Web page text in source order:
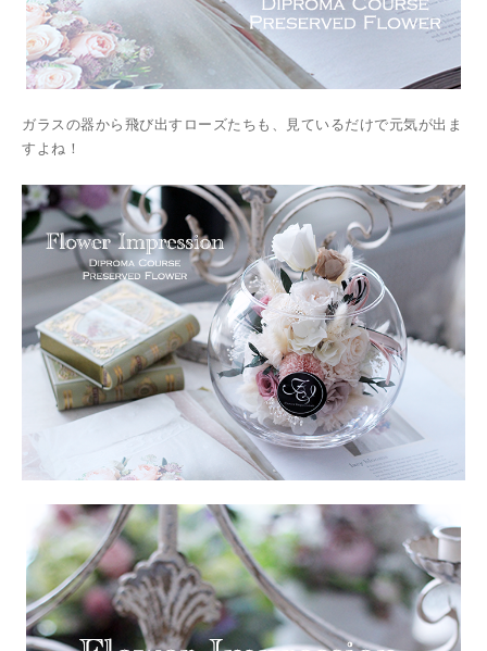
ガラスの器から飛び出すローズたちも、見ているだけで元気が出ま
すよね！